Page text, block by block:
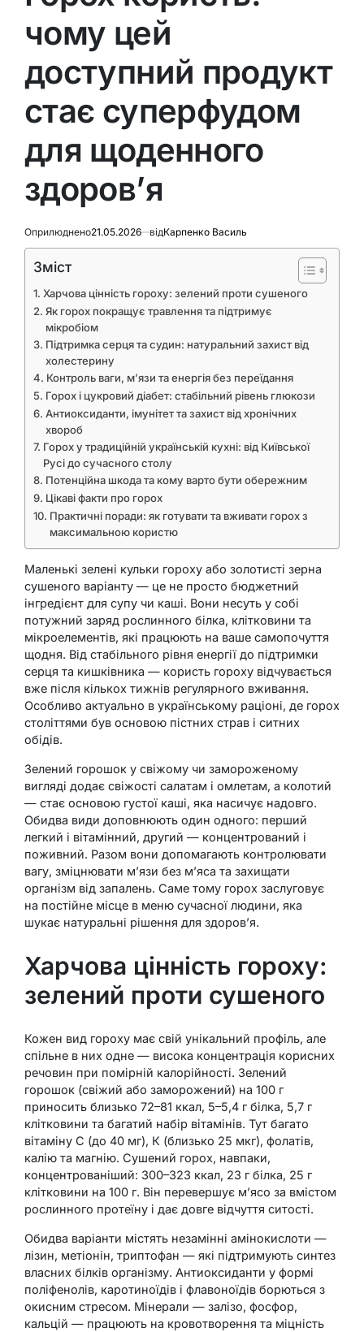
чому цей
доступний продукт
стає суперфудом
для щоденного
здоров’я
Оприлюднено21.05.2026 відКарпенко Василь
Зміст
Харчова цінність гороху: зелений проти сушеного
Як горох покращує травлення та підтримує
мікробіом
Підтримка серця та судин: натуральний захист від
холестерину
Контроль ваги, м’язи та енергія без переїдання
Горох і цукровий діабет: стабільний рівень глюкози
Антиоксиданти, імунітет та захист від хронічних
хвороб
Горох у традиційній українській кухні: від Київської
Русі до сучасного столу
Потенційна шкода та кому варто бути обережним
Цікаві факти про горох
Практичні поради: як готувати та вживати горох з
максимальною користю
Маленькі зелені кульки гороху або золотисті зерна
сушеного варіанту — це не просто бюджетний
інгредієнт для супу чи каші. Вони несуть у собі
потужний заряд рослинного білка, клітковини та
мікроелементів, які працюють на ваше самопочуття
щодня. Від стабільного рівня енергії до підтримки
серця та кишківника — користь гороху відчувається
вже після кількох тижнів регулярного вживання.
Особливо актуально в українському раціоні, де горох
століттями був основою пістних страв і ситних
обідів.
Зелений горошок у свіжому чи замороженому
вигляді додає свіжості салатам і омлетам, а колотий
— стає основою густої каші, яка насичує надовго.
Обидва види доповнюють один одного: перший
легкий і вітамінний, другий — концентрований і
поживний. Разом вони допомагають контролювати
вагу, зміцнювати м’язи без м’яса та захищати
організм від запалень. Саме тому горох заслуговує
на постійне місце в меню сучасної людини, яка
шукає натуральні рішення для здоров’я.
Харчова цінність гороху:
зелений проти сушеного
Кожен вид гороху має свій унікальний профіль, але
спільне в них одне — висока концентрація корисних
речовин при помірній калорійності. Зелений
горошок (свіжий або заморожений) на 100 г
приносить близько 72–81 ккал, 5–5,4 г білка, 5,7 г
клітковини та багатий набір вітамінів. Тут багато
вітаміну С (до 40 мг), К (близько 25 мкг), фолатів,
калію та магнію. Сушений горох, навпаки,
концентрованіший: 300–323 ккал, 23 г білка, 25 г
клітковини на 100 г. Він перевершує м’ясо за вмістом
рослинного протеїну і дає довге відчуття ситості.
Обидва варіанти містять незамінні амінокислоти —
лізин, метіонін, триптофан — які підтримують синтез
власних білків організму. Антиоксиданти у формі
поліфенолів, каротиноїдів і флавоноїдів борються з
окисним стресом. Мінерали — залізо, фосфор,
кальцій — працюють на кровотворення та міцність